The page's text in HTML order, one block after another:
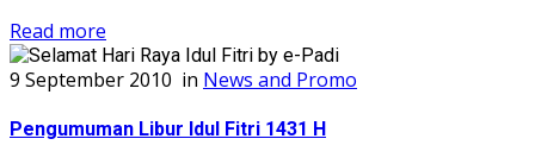
Read more
9 September 2010 in News and Promo
Pengumuman Libur Idul Fitri 1431 H